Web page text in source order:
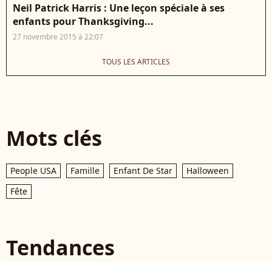
Neil Patrick Harris : Une leçon spéciale à ses
enfants pour Thanksgiving...
27 novembre 2015 à 22:07
TOUS LES ARTICLES
Mots clés
People USA Famille Enfant De Star
Halloween
Fête
Tendances